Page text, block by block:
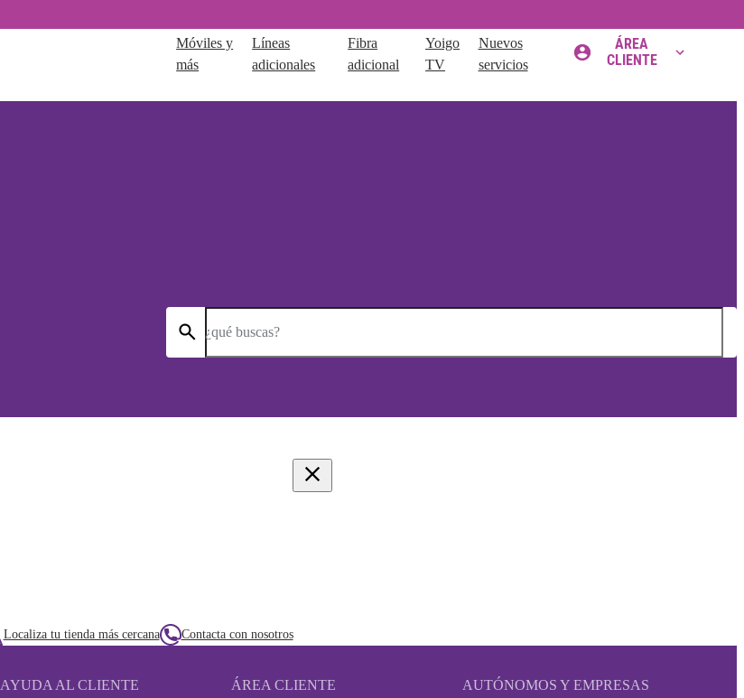
Móviles y
más
Líneas
adicionales
Fibra
adicional
Yoigo
TV
Nuevos
servicios
ÁREA
CLIENTE
¿qué buscas?
Localiza tu tienda más cercana Contacta con nosotros
AYUDA AL CLIENTE ÁREA CLIENTE AUTÓNOMOS Y EMPRESAS